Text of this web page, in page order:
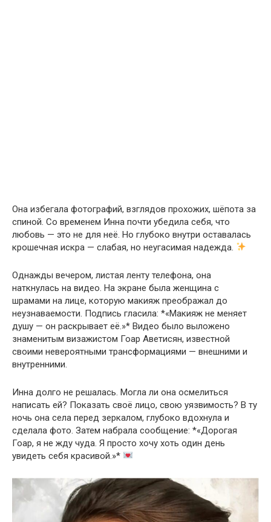
Она избегала фотографий, взглядов прохожих, шёпота за
спиной. Со временем Инна почти убедила себя, что
любовь — это не для неё. Но глубоко внутри оставалась
крошечная искра — слабая, но неугасимая надежда.
Однажды вечером, листая ленту телефона, она
наткнулась на видео. На экране была женщина с
шрамами на лице, которую макияж преображал до
неузнаваемости. Подпись гласила: *«Макияж не меняет
душу — он раскрывает её.»* Видео было выложено
знаменитым визажистом Гоар Аветисян, известной
своими невероятными трансформациями — внешними и
внутренними.
Инна долго не решалась. Могла ли она осмелиться
написать ей? Показать своё лицо, свою уязвимость? В ту
ночь она села перед зеркалом, глубоко вдохнула и
сделала фото. Затем набрала сообщение: *«Дорогая
Гоар, я не жду чуда. Я просто хочу хоть один день
увидеть себя красивой.»*